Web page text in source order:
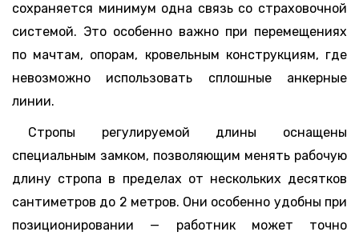
сохраняется минимум одна связь со страховочной
системой. Это особенно важно при перемещениях
по мачтам, опорам, кровельным конструкциям, где
невозможно использовать сплошные анкерные
линии.
Стропы регулируемой длины оснащены
специальным замком, позволяющим менять рабочую
длину стропа в пределах от нескольких десятков
сантиметров до 2 метров. Они особенно удобны при
позиционировании — работник может точно